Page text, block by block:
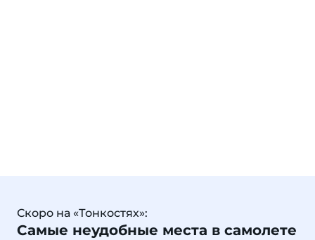
Скоро на «Тонкостях»:
Самые неудобные места в самолете